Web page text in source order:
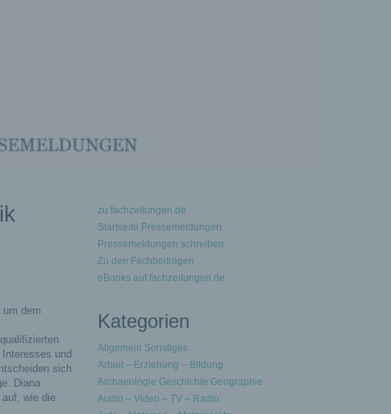
um dem
und
sich
Diana
wie die
zu fachzeitungen.de
Startseite Pressemeldungen
Pressemeldungen schreiben
Zu den Fachbeiträgen
eBooks auf fachzeitungen.de
Kategorien
Allgemein Sonstiges
Arbeit – Erziehung – Bildung
Archaeologie Geschichte Geographie
Audio – Video – TV – Radio